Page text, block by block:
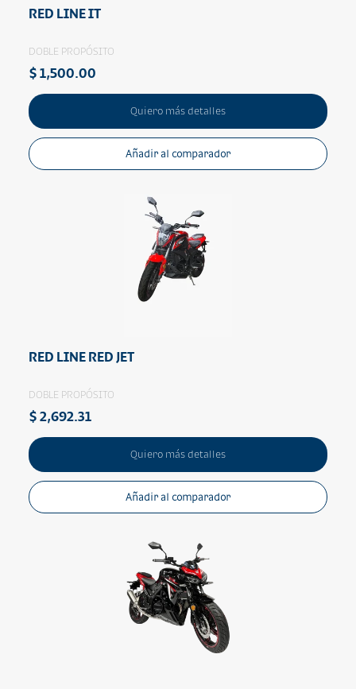
RED LINE IT
DOBLE PROPÓSITO
$ 1,500.00
Quiero más detalles
Añadir al comparador
RED LINE RED JET
DOBLE PROPÓSITO
$ 2,692.31
Quiero más detalles
Añadir al comparador